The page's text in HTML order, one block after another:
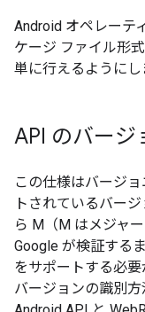
Android オペレーテ
ケージ ファイル形
単に行えるようにし
API のバージ
この仕様はバージ
トされているバー
ら M（M はメジャ
Google が検証する
をサポートする必要
バージョンの識別方